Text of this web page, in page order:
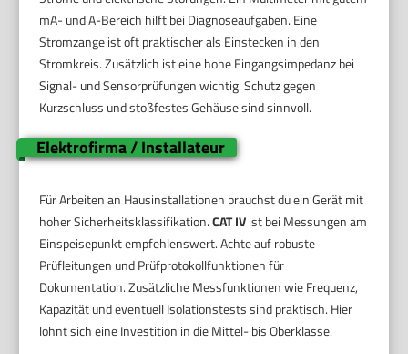
mA- und A-Bereich hilft bei Diagnoseaufgaben. Eine
Stromzange ist oft praktischer als Einstecken in den
Stromkreis. Zusätzlich ist eine hohe Eingangsimpedanz bei
Signal- und Sensorprüfungen wichtig. Schutz gegen
Kurzschluss und stoßfestes Gehäuse sind sinnvoll.
Elektrofirma / Installateur
Für Arbeiten an Hausinstallationen brauchst du ein Gerät mit
hoher Sicherheitsklassifikation.CAT IVist bei Messungen am
Einspeisepunkt empfehlenswert. Achte auf robuste
Prüfleitungen und Prüfprotokollfunktionen für
Dokumentation. Zusätzliche Messfunktionen wie Frequenz,
Kapazität und eventuell Isolationstests sind praktisch. Hier
lohnt sich eine Investition in die Mittel- bis Oberklasse.